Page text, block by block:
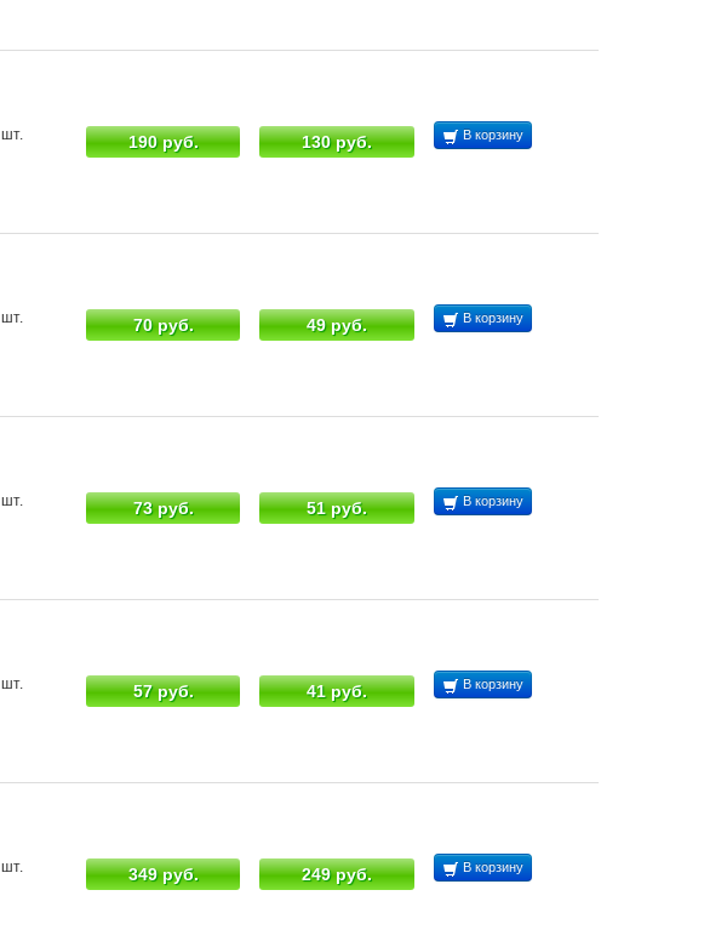
шт. 190 руб. 130 руб. В корзину
70 руб. 49 руб. В корзину
73 руб. 51 руб. В корзину
57 руб. 41 руб. В корзину
шт. 349 руб. 249 руб. В корзину